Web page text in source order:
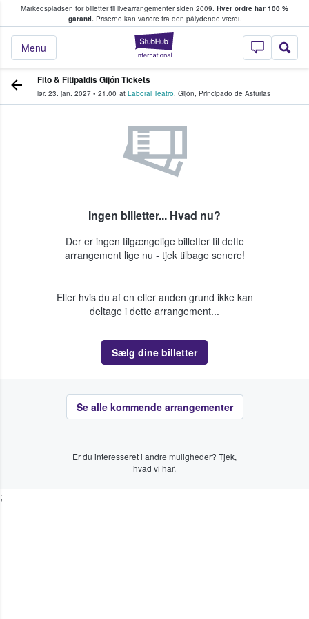
Markedspladsen for billetter til livearrangementer siden 2009. Hver ordre har 100 %
garanti.Priserne kan variere fra den pålydende værdi.
StubHub - Hvor
Menu
køber og sælger billetter
Fito & Fitipaldis Gijón Tickets
lør. 23. jan. 2027 • 21.00 at Laboral Teatro, Gijón, Principado de Asturias
Ingen billetter... Hvad nu?
Der er ingen tilgængelige billetter til dette
arrangement lige nu - tjek tilbage senere!
Eller hvis du af en eller anden grund ikke kan
deltage i dette arrangement...
Sælg dine billetter
Se alle kommende arrangementer
Er du interesseret i andre muligheder? Tjek,
hvad vi har.
;